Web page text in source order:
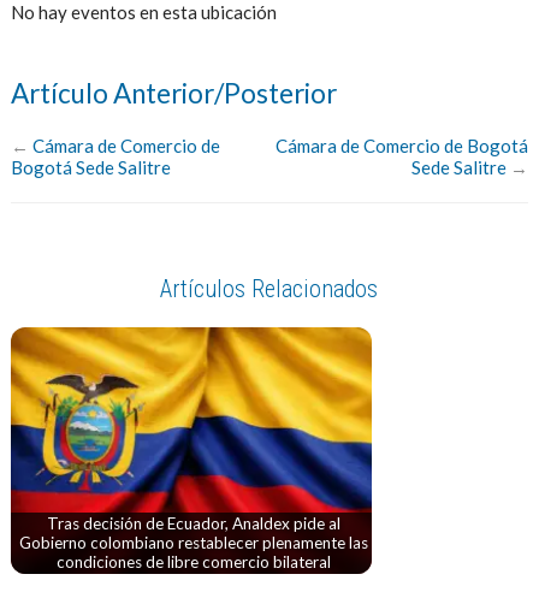
No hay eventos en esta ubicación
Artículo Anterior/Posterior
← Cámara de Comercio de
Bogotá Sede Salitre
Cámara de Comercio de Bogotá
Sede Salitre →
Artículos Relacionados
Tras decisión de Ecuador, Analdex pide al
Gobierno colombiano restablecer plenamente las
condiciones de libre comercio bilateral